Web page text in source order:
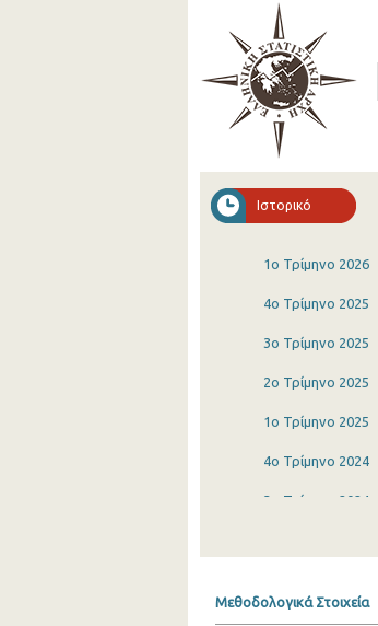
Ιστορικό
1o Τρίμηνο 2026
4o Τρίμηνο 2025
3o Τρίμηνο 2025
2o Τρίμηνο 2025
1o Τρίμηνο 2025
4o Τρίμηνο 2024
3o Τρίμηνο 2024
Μεθοδολογικά Στοιχεία